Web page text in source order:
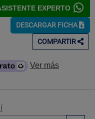
EXPERTO
DESCARGAR FICHA
COMPARTIR
Ver más